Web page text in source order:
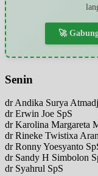
🚀
Senin
dr Andika Surya
dr Erwin Joe SpS
dr Karolina Margareta
dr Rineke Twistixa
dr Ronny Yoesyanto
dr Sandy H Simbolon
dr Syahrul SpS